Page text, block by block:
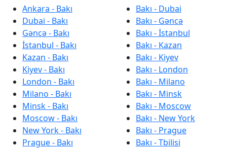
Ankara - Bakı
Dubai - Bakı
Gəncə - Bakı
İstanbul - Bakı
Kazan - Bakı
Kiyev - Bakı
London - Bakı
Milano - Bakı
Minsk - Bakı
Moscow - Bakı
New York - Bakı
Prague - Bakı
Bakı - Dubai
Bakı - Gəncə
Bakı - İstanbul
Bakı - Kazan
Bakı - Kiyev
Bakı - London
Bakı - Milano
Bakı - Minsk
Bakı - Moscow
Bakı - New York
Bakı - Prague
Bakı - Tbilisi